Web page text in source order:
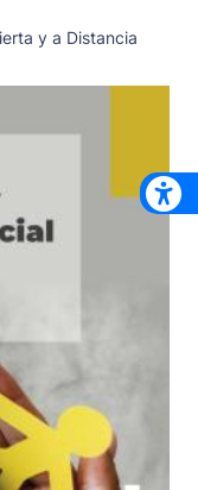
y a Distancia